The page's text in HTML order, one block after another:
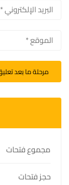
مجموع فتحات
حجز فتحات